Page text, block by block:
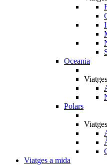
Oceania
Polars
Viatges a mida